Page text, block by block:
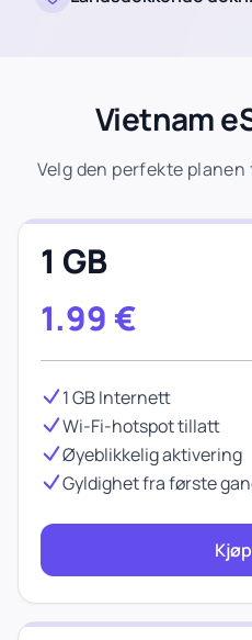
Vietnam
Velg den perfekte
1 GB
1.99 €
1 GB Internett
Wi-Fi-hotspot tillatt
Øyeblikkelig aktivering
Gyldighet fra første